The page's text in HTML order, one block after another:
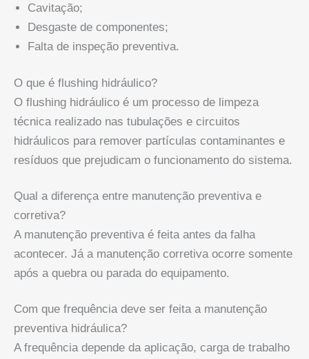
Cavitação;
Desgaste de componentes;
Falta de inspeção preventiva.
O que é flushing hidráulico?
O flushing hidráulico é um processo de limpeza
técnica realizado nas tubulações e circuitos
hidráulicos para remover partículas contaminantes e
resíduos que prejudicam o funcionamento do sistema.
Qual a diferença entre manutenção preventiva e
corretiva?
A manutenção preventiva é feita antes da falha
acontecer. Já a manutenção corretiva ocorre somente
após a quebra ou parada do equipamento.
Com que frequência deve ser feita a manutenção
preventiva hidráulica?
A frequência depende da aplicação, carga de trabalho